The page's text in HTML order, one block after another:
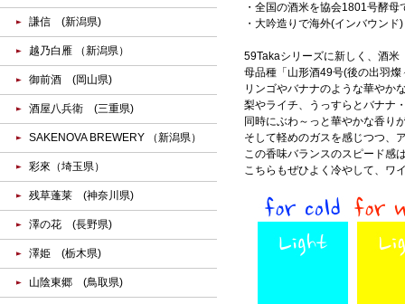
・全国の酒米を協会1801号酵
・大吟造りで海外(インバウン
59Takaシリーズに新しく、酒
母品種「山形酒49号(後の出羽
リンゴやバナナのような華やか
梨やライチ、うっすらとバナナ
同時にぶわ～っと華やかな香り
そして軽めのガスを感じつつ、
この香味バランスのスピード感
こちらもぜひよく冷やして、ワ
謙信 (新潟県)
越乃白雁 （新潟県）
御前酒 (岡山県)
酒屋八兵衛 (三重県)
SAKENOVA BREWERY （新潟県）
彩來（埼玉県）
残草蓬莱 (神奈川県)
澤の花 (長野県)
澤姫 (栃木県)
山陰東郷 (鳥取県)